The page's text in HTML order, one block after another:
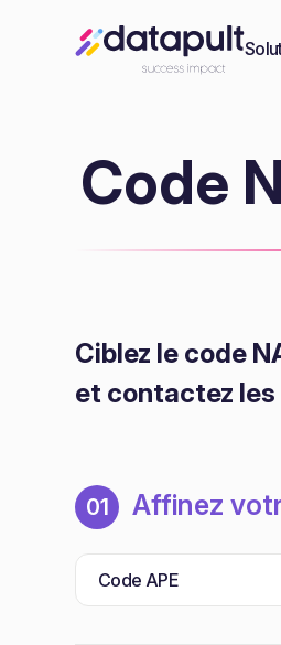
Code
Ciblez le code
et contactez
01 Affinez
Code APE